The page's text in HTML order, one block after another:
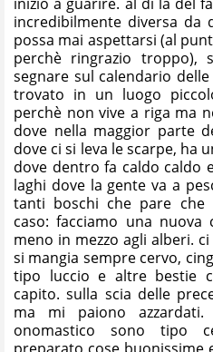
incredibilmente diversa da
possa mai aspettarsi (al
perchè ringrazio
segnare sul calendario
trovato in un luogo
perchè non vive a riga ma
dove nella maggior parte
dove ci si leva le scarpe, ha
dove dentro fa caldo caldo
laghi dove la gente va a
tanti boschi che pare
caso: facciamo una
meno in mezzo agli alberi.
si mangia sempre cervo,
tipo luccio e altre bestie
capito. sulla scia delle
ma mi paiono
onomastico sono tipo
preparato cose buonissime